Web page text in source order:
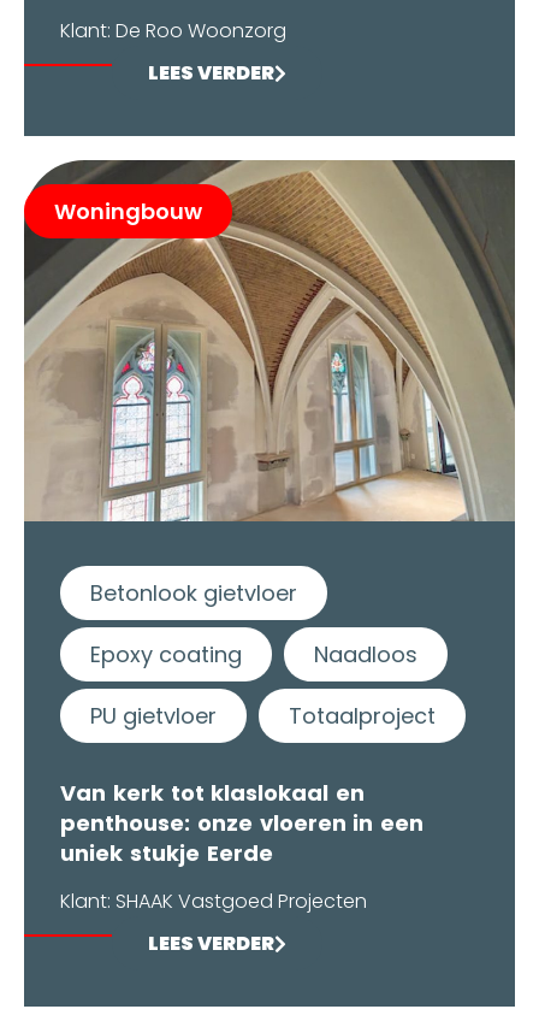
Klant: De Roo Woonzorg
LEES VERDER
Woningbouw
Betonlook gietvloer
Epoxy coating Naadloos
PU gietvloer Totaalproject
Van kerk tot klaslokaal en
penthouse: onze vloeren in een
uniek stukje Eerde
Klant: SHAAK Vastgoed Projecten
LEES VERDER